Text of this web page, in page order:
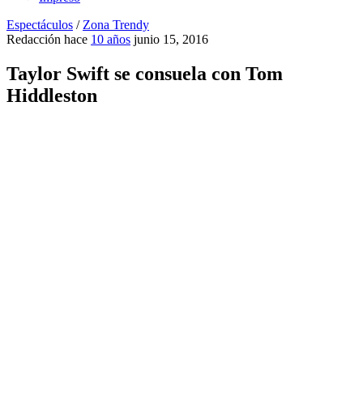
Espectáculos /Zona Trendy
Redacción hace 10 años junio 15, 2016
Taylor Swift se consuela con Tom
Hiddleston